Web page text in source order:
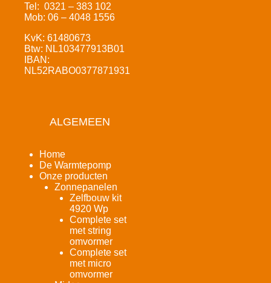
Tel: 0321 – 383 102
Mob: 06 – 4048 1556
KvK: 61480673
Btw: NL103477913B01
IBAN:
NL52RABO0377871931
ALGEMEEN
Home
De Warmtepomp
Onze producten
Zonnepanelen
Zelfbouw kit
4920 Wp
Complete set
met string
omvormer
Complete set
met micro
omvormer